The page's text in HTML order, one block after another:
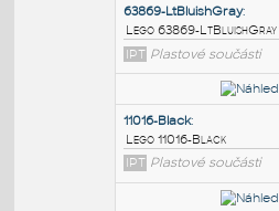
63869-LtBluishGray